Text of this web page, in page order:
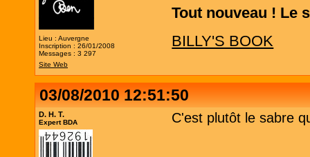
Lieu : Auvergne
Inscription : 26/01/2008
Messages : 3 297
Site Web
Tout nouveau ! Le
BILLY'S BOOK
03/08/2010 12:51:50
D. H. T.
Expert BDA C'est plutôt le sabre